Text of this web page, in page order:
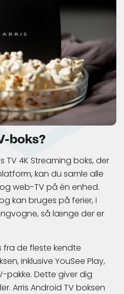
boks?
4K Streaming boks, der
kan du samle alle
web-TV på én enhed.
kan bruges på ferier, i
så længe der er
de fleste kendte
inklusive YouSee Play,
pakke. Dette giver dig
Arris Android TV boksen